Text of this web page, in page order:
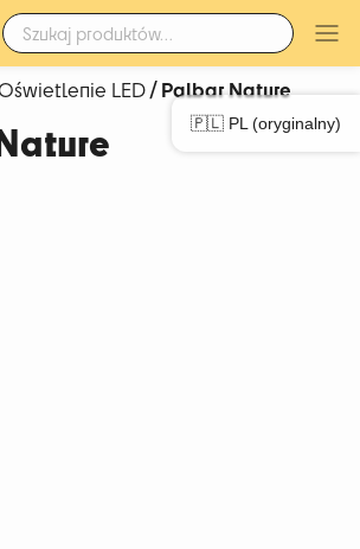
Szukaj:
🇵🇱 PL (oryginalny)
LED/ Palbar Nature